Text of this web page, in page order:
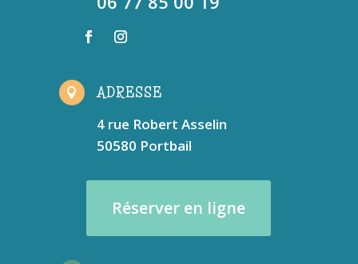
 ADRESSE
4 rue Robert Asselin
50580 Portbail
Réserver en ligne